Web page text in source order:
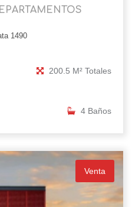
1490
200.5 M² Totales
4 Baños
Venta